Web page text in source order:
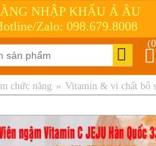
NHẬP KHẨU Á ÂU
Zalo: 098.679.8008
chức năng » Vitamin & vi chất bổ